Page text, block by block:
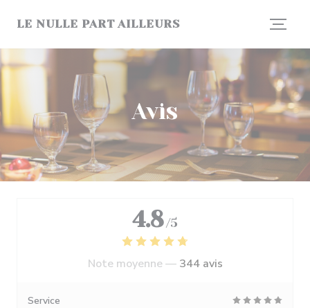
LE NULLE PART AILLEURS
Avis
4.8 /5
Note moyenne — 344 avis
Service